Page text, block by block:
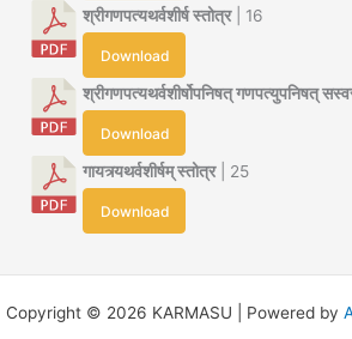
श्रीगणपत्यथर्वशीर्ष स्तोत्र| 16
Download
श्रीगणपत्यथर्वशीर्षोपनिषत् गणपत्युपनिषत्
Download
गायत्र्यथर्वशीर्षम् स्तोत्र| 25
Download
Copyright © 2026 KARMASU | Powered by